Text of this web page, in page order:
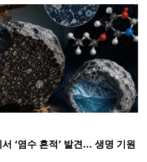
‘염수 흔적’ 발견… 생명 기원